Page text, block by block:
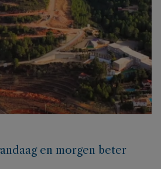
en morgen beter